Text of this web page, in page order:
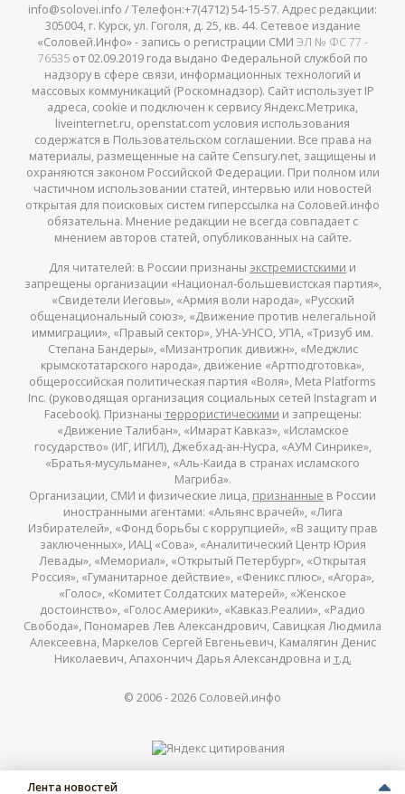
Лента новостей
info@solovei.info / Телефон:+7(4712) 54-15-57. Адрес редакции:
305004, г. Курск, ул. Гоголя, д. 25, кв. 44. Сетевое издание
«Соловей.Инфо» - запись о регистрации СМИ ЭЛ № ФС 77 -
76535от 02.09.2019 года выдано Федеральной службой по
надзору в сфере связи, информационных технологий и
массовых коммуникаций (Роскомнадзор). Сайт использует IP
адреса, cookie и подключен к сервису Яндекс.Метрика,
liveinternet.ru, openstat.com условия использования
содержатся в Пользовательском соглашении. Все права на
материалы, размещенные на сайте Censury.net, защищены и
охраняются законом Российской Федерации. При полном или
частичном использовании статей, интервью или новостей
открытая для поисковых систем гиперссылка на Соловей.инфо
обязательна. Мнение редакции не всегда совпадает с
мнением авторов статей, опубликованных на сайте.
Для читателей: в России признаны экстремистскими и
запрещены организации «Национал-большевистская партия»,
«Свидетели Иеговы», «Армия воли народа», «Русский
общенациональный союз», «Движение против нелегальной
иммиграции», «Правый сектор», УНА-УНСО, УПА, «Тризуб им.
Степана Бандеры», «Мизантропик дивижн», «Меджлис
крымскотатарского народа», движение «Артподготовка»,
общероссийская политическая партия «Воля», Meta Platforms
Inc. (руководящая организация социальных сетей Instagram и
Facebook). Признаны террористическими и запрещены:
«Движение Талибан», «Имарат Кавказ», «Исламское
государство» (ИГ, ИГИЛ), Джебхад-ан-Нусра, «АУМ Синрике»,
«Братья-мусульмане», «Аль-Каида в странах исламского
Магриба».
Организации, СМИ и физические лица, признанные в России
иностранными агентами: «Альянс врачей», «Лига
Избирателей», «Фонд борьбы с коррупцией», «В защиту прав
заключенных», ИАЦ «Сова», «Аналитический Центр Юрия
Левады», «Мемориал», «Открытый Петербург», «Открытая
Россия», «Гуманитарное действие», «Феникс плюс», «Агора»,
«Голос», «Комитет Солдатских матерей», «Женское
достоинство», «Голос Америки», «Кавказ.Реалии», «Радио
Свобода», Пономарев Лев Александрович, Савицкая Людмила
Алексеевна, Маркелов Сергей Евгеньевич, Камалягин Денис
Николаевич, Апахончич Дарья Александровна и т.д.
© 2006 -2026 Соловей.инфо